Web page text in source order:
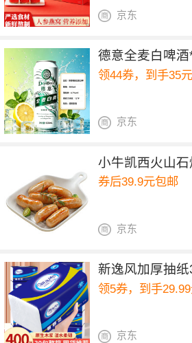
京东
德意全麦白啤
领44券，到手35元
京东
小牛凯西火山石
券后39.9元包邮
京东
新逸风加厚抽
领5券，到手
京东